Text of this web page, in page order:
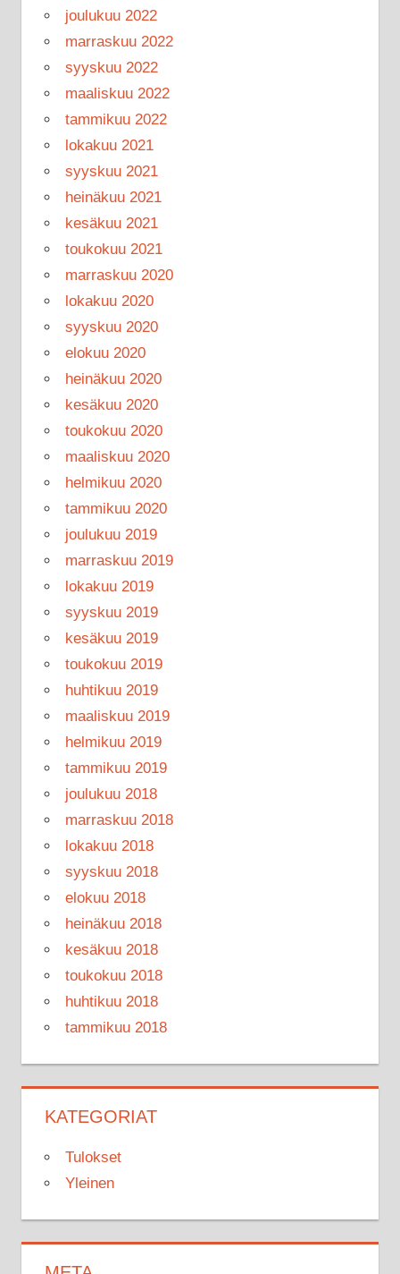
joulukuu 2022
marraskuu 2022
syyskuu 2022
maaliskuu 2022
tammikuu 2022
lokakuu 2021
syyskuu 2021
heinäkuu 2021
kesäkuu 2021
toukokuu 2021
marraskuu 2020
lokakuu 2020
syyskuu 2020
elokuu 2020
heinäkuu 2020
kesäkuu 2020
toukokuu 2020
maaliskuu 2020
helmikuu 2020
tammikuu 2020
joulukuu 2019
marraskuu 2019
lokakuu 2019
syyskuu 2019
kesäkuu 2019
toukokuu 2019
huhtikuu 2019
maaliskuu 2019
helmikuu 2019
tammikuu 2019
joulukuu 2018
marraskuu 2018
lokakuu 2018
syyskuu 2018
elokuu 2018
heinäkuu 2018
kesäkuu 2018
toukokuu 2018
huhtikuu 2018
tammikuu 2018
KATEGORIAT
Tulokset
Yleinen